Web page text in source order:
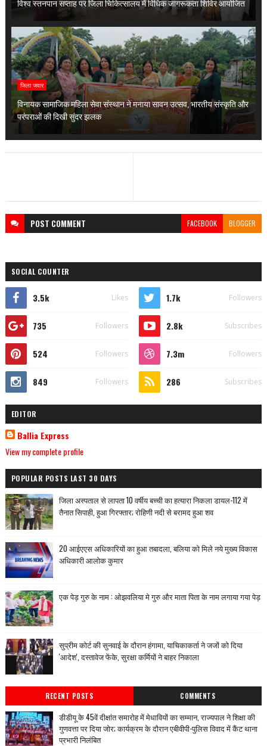
विश्व स्तनपान सप्ताह पर जिला चिकित्सालय में विधिक जागरूकता शिविर आयोजित
जिला जवार
विनायक सामाजिक महिला सेवा संस्थान ने मनाया सावन उत्सव, भारतीय संस्कृति और
परंपराओं की दिखी सुंदर झलक
POST COMMENT FACEBOOK BLOGGER
SOCIAL COUNTER
3.5k Likes 1.7k Followers
735 Followers 2.8k Subscribes
524 Followers 7.3m Followers
849 Followers 286 Subscribes
EDITOR
Ballia Express
View my complete profile
POPULAR POSTS LAST 30 DAYS
जिला अस्पताल से लापता 10 वर्षीय बच्ची का हत्यारा निकला डायल-112 में
तैनात सिपाही, हुआ गिरफ्तार; रोहिणी नदी से बरामद हुआ शव
20 आईएएस अधिकारियों का हुआ तबादला, बलिया को मिले नये मुख्य विकास
अधिकारी आलोक कुमार
एक पेड़ गुरु के नाम : ओझवलिया मे गुरु और माता पिता के नाम लगाया गया पेड़
सुप्रीम कोर्ट की सुनवाई के दौरान हंगामा, याचिकाकर्ता ने जजों को दिया
'आदेश', दस्तावेज फेंके, सुरक्षा कर्मियों ने बाहर निकाला
RECENT POSTS COMMENTS
डीडीयू के 45वें दीक्षांत समारोह में मेधावियों का सम्मान, राज्यपाल ने शिक्षा की
गुणवत्ता पर दिया जोर; कार्यक्रम के दौरान एबीवीपी-पुलिस विवाद में कैंट थाना
प्रभारी निलंबित